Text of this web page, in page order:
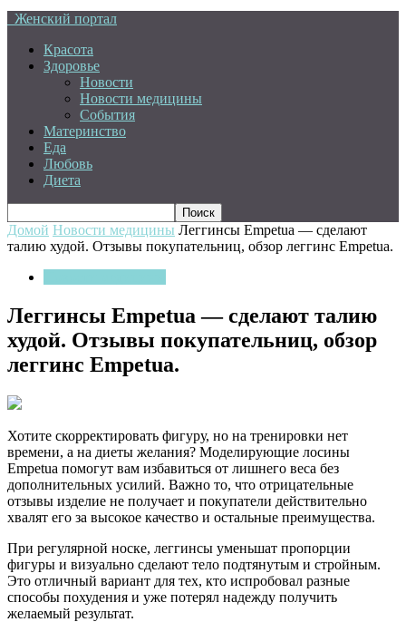
Женский портал
Красота
Здоровье
Новости
Новости медицины
События
Материнство
Еда
Любовь
Диета
Домой Новости медицины Леггинсы Empetua — сделают
талию худой. Отзывы покупательниц, обзор леггинс Empetua.
Леггинсы Empetua — сделают талию
худой. Отзывы покупательниц, обзор
леггинс Empetua.
Хотите скорректировать фигуру, но на тренировки нет
времени, а на диеты желания? Моделирующие лосины
Empetua помогут вам избавиться от лишнего веса без
дополнительных усилий. Важно то, что отрицательные
отзывы изделие не получает и покупатели действительно
хвалят его за высокое качество и остальные преимущества.
При регулярной носке, леггинсы уменьшат пропорции
фигуры и визуально сделают тело подтянутым и стройным.
Это отличный вариант для тех, кто испробовал разные
способы похудения и уже потерял надежду получить
желаемый результат.